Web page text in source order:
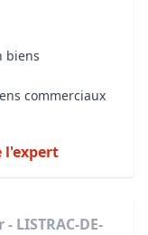
biens
commerciaux
l'expert
LISTRAC-DE-